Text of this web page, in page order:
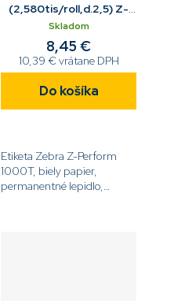
(2,580tis/roll,d.2,5) Z-
Perform 1000T biela
Skladom
10,39 € vrátane DPH
8,45 €
Do košíka
Etiketa Zebra Z-Perform
1000T, biely papier,
permanentné lepidlo,